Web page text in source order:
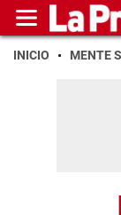
INICIO MENTE